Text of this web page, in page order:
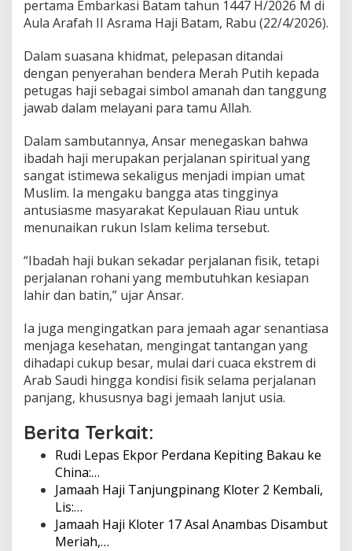
2
6
a
g
a
K
s
e
a
t
a
n
a
r
t
b
a
t
D
a
e
a
h
pertama Embarkasi Batam tahun 1447 H/2026 M di
Aula Arafah II Asrama Haji Batam, Rabu (22/4/2026).
Dalam suasana khidmat, pelepasan ditandai
dengan penyerahan bendera Merah Putih kepada
petugas haji sebagai simbol amanah dan tanggung
jawab dalam melayani para tamu Allah.
Dalam sambutannya, Ansar menegaskan bahwa
ibadah haji merupakan perjalanan spiritual yang
sangat istimewa sekaligus menjadi impian umat
Muslim. Ia mengaku bangga atas tingginya
antusiasme masyarakat Kepulauan Riau untuk
menunaikan rukun Islam kelima tersebut.
“Ibadah haji bukan sekadar perjalanan fisik, tetapi
perjalanan rohani yang membutuhkan kesiapan
lahir dan batin,” ujar Ansar.
Ia juga mengingatkan para jemaah agar senantiasa
menjaga kesehatan, mengingat tantangan yang
dihadapi cukup besar, mulai dari cuaca ekstrem di
Arab Saudi hingga kondisi fisik selama perjalanan
panjang, khususnya bagi jemaah lanjut usia.
Berita Terkait:
Rudi Lepas Ekpor Perdana Kepiting Bakau ke
China:…
Jamaah Haji Tanjungpinang Kloter 2 Kembali,
Lis:…
Jamaah Haji Kloter 17 Asal Anambas Disambut
Meriah,…